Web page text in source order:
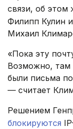
связи, об этом
Филипп Кулин
Михаил
«Пока эту
Возможно, там
были письма
— считает
Решением
блокируются